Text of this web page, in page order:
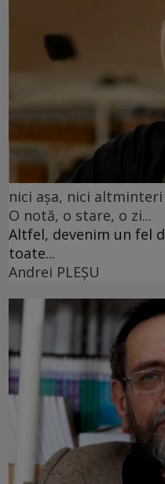
nici așa, nici altminteri
O notă, o stare, o zi...
Altfel, devenim un fel
toate...
Andrei PLEŞU